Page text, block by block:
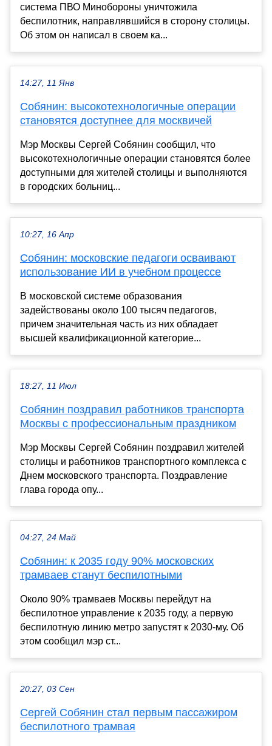
система ПВО Минобороны уничтожила
беспилотник, направлявшийся в сторону столицы.
Об этом он написал в своем ка...
14:27, 11 Янв
Собянин: высокотехнологичные операции
становятся доступнее для москвичей
Мэр Москвы Сергей Собянин сообщил, что
высокотехнологичные операции становятся более
доступными для жителей столицы и выполняются
в городских больниц...
10:27, 16 Апр
Собянин: московские педагоги осваивают
использование ИИ в учебном процессе
В московской системе образования
задействованы около 100 тысяч педагогов,
причем значительная часть из них обладает
высшей квалификационной категорие...
18:27, 11 Июл
Собянин поздравил работников транспорта
Москвы с профессиональным праздником
Мэр Москвы Сергей Собянин поздравил жителей
столицы и работников транспортного комплекса с
Днем московского транспорта. Поздравление
глава города опу...
04:27, 24 Май
Собянин: к 2035 году 90% московских
трамваев станут беспилотными
Около 90% трамваев Москвы перейдут на
беспилотное управление к 2035 году, а первую
беспилотную линию метро запустят к 2030-му. Об
этом сообщил мэр ст...
20:27, 03 Сен
Сергей Собянин стал первым пассажиром
беспилотного трамвая